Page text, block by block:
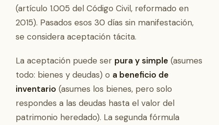
(artículo 1.005 del Código Civil, reformado en
2015). Pasados esos 30 días sin manifestación,
se considera aceptación tácita.
La aceptación puede ser pura y simple (asumes
todo: bienes y deudas) o a beneficio de
inventario (asumes los bienes, pero solo
respondes a las deudas hasta el valor del
patrimonio heredado). La segunda fórmula